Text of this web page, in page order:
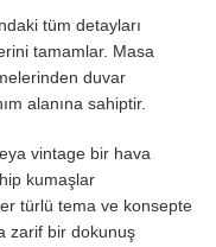
tüm detayları
tamamlar. Masa
duvar
alanına sahiptir.
vintage bir hava
kumaşlar
türlü tema ve konsepte
zarif bir dokunuş